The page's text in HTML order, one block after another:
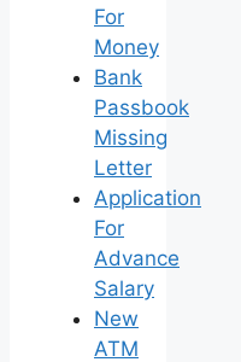
For
Money
Bank
Passbook
Missing
Letter
Application
For
Advance
Salary
New
ATM